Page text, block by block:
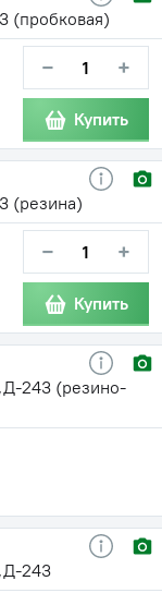
(пробковая)
− +
Купить
(резина)
− +
Купить
243 (резино-
243